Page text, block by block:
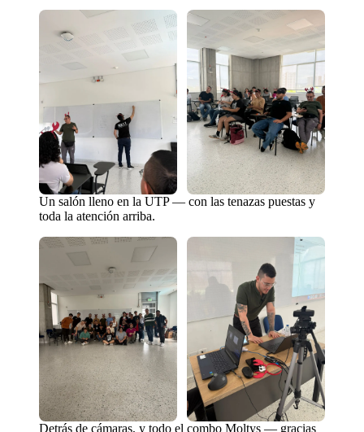
Un salón lleno en la UTP — con las tenazas puestas y
toda la atención arriba.
Detrás de cámaras, y todo el combo Moltys — gracias